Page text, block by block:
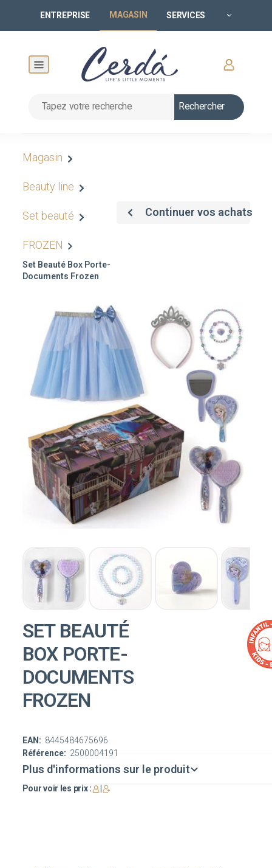
ENTREPRISE MAGASIN SERVICES
Rechercher
Magasin
Beauty line
Set beauté
FROZEN
Set Beauté Box Porte-
Documents Frozen
Continuer vos achats
SET BEAUTÉ
BOX PORTE-
DOCUMENTS
FROZEN
Référence: 2500004191
EAN: 8445484675696
Plus d'informations sur le produit
Pour voir les prix :